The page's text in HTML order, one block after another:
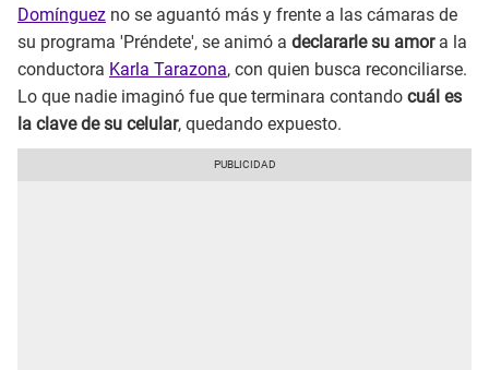
Domínguez no se aguantó más y frente a las cámaras de
su programa 'Préndete', se animó a declararle su amor a la
conductora Karla Tarazona, con quien busca reconciliarse.
Lo que nadie imaginó fue que terminara contando cuál es
la clave de su celular, quedando expuesto.